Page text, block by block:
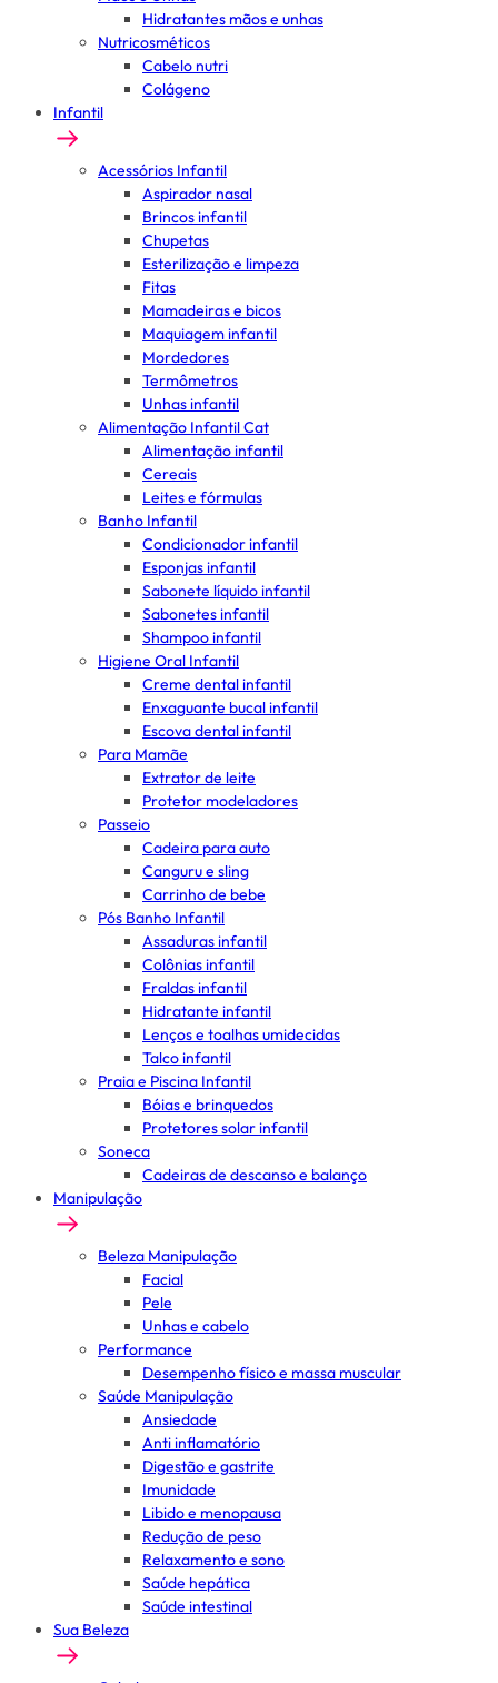
Hidratantes mãos e unhas
Nutricosméticos
Cabelo nutri
Colágeno
Infantil
Acessórios Infantil
Aspirador nasal
Brincos infantil
Chupetas
Esterilização e limpeza
Fitas
Mamadeiras e bicos
Maquiagem infantil
Mordedores
Termômetros
Unhas infantil
Alimentação Infantil Cat
Alimentação infantil
Cereais
Leites e fórmulas
Banho Infantil
Condicionador infantil
Esponjas infantil
Sabonete líquido infantil
Sabonetes infantil
Shampoo infantil
Higiene Oral Infantil
Creme dental infantil
Enxaguante bucal infantil
Escova dental infantil
Para Mamãe
Extrator de leite
Protetor modeladores
Passeio
Cadeira para auto
Canguru e sling
Carrinho de bebe
Pós Banho Infantil
Assaduras infantil
Colônias infantil
Fraldas infantil
Hidratante infantil
Lenços e toalhas umidecidas
Talco infantil
Praia e Piscina Infantil
Bóias e brinquedos
Protetores solar infantil
Soneca
Cadeiras de descanso e balanço
Manipulação
Beleza Manipulação
Facial
Pele
Unhas e cabelo
Performance
Desempenho físico e massa muscular
Saúde Manipulação
Ansiedade
Anti inflamatório
Digestão e gastrite
Imunidade
Libido e menopausa
Redução de peso
Relaxamento e sono
Saúde hepática
Saúde intestinal
Sua Beleza